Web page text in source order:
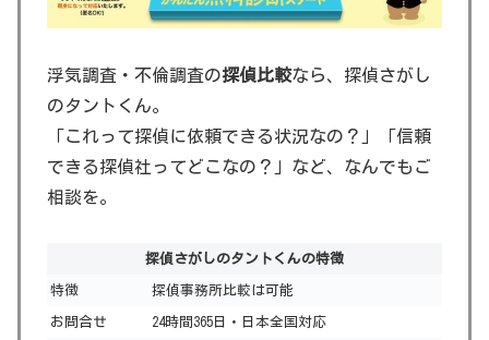
浮気調査・不倫調査の探偵比較なら、探偵さがし
のタントくん。
「これって探偵に依頼できる状況なの？」「信頼
できる探偵社ってどこなの？」など、なんでもご
相談を。
探偵さがしのタントくんの特徴
特徴 探偵事務所比較は可能
お問合せ 24時間365日・日本全国対応